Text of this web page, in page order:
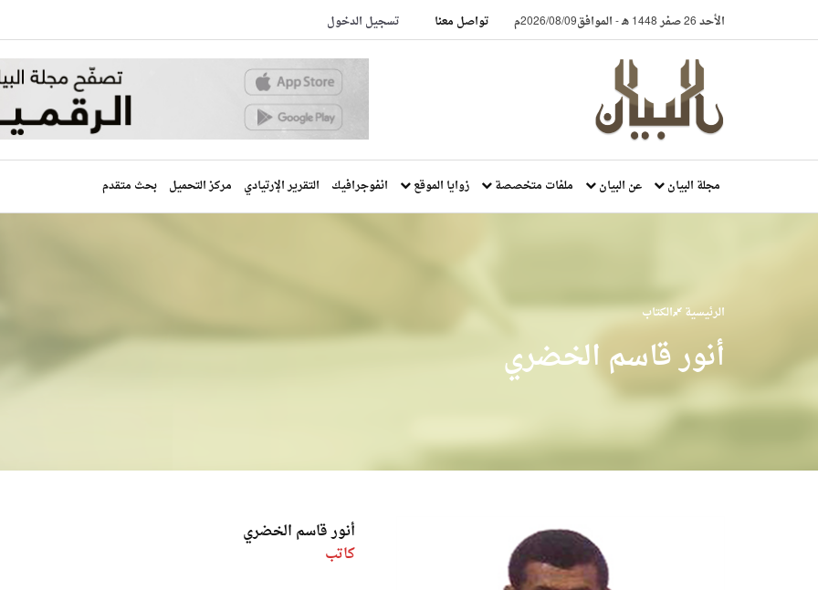
الأحد 26 صفر 1448 هـ -الموافق2026/08/09م تواصل معنا تسجيل الدخول
مجلة البيان عن البيان ملفات متخصصة زوايا الموقع انفوجرافيك التقرير الإرتيادي مركز التحميل بحث متقدم
الرئيسية الكتاب
أنور قاسم الخضري
أنور قاسم الخضري
كاتب